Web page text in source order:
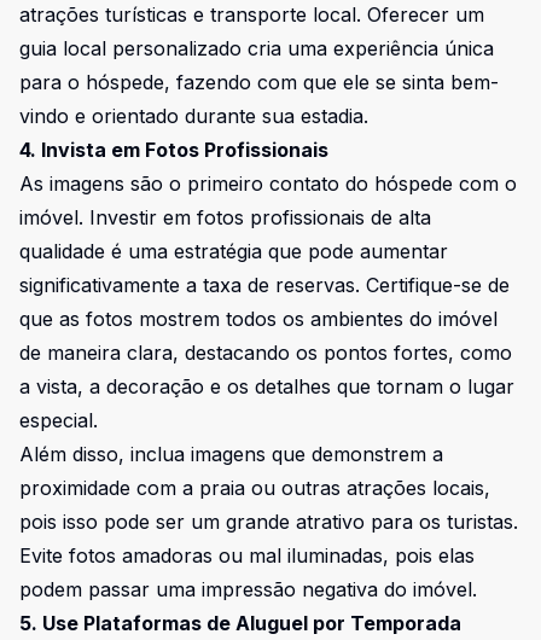
atrações turísticas e transporte local. Oferecer um
guia local personalizado cria uma experiência única
para o hóspede, fazendo com que ele se sinta bem-
vindo e orientado durante sua estadia.
4. Invista em Fotos Profissionais
As imagens são o primeiro contato do hóspede com o
imóvel. Investir em fotos profissionais de alta
qualidade é uma estratégia que pode aumentar
significativamente a taxa de reservas. Certifique-se de
que as fotos mostrem todos os ambientes do imóvel
de maneira clara, destacando os pontos fortes, como
a vista, a decoração e os detalhes que tornam o lugar
especial.
Além disso, inclua imagens que demonstrem a
proximidade com a praia ou outras atrações locais,
pois isso pode ser um grande atrativo para os turistas.
Evite fotos amadoras ou mal iluminadas, pois elas
podem passar uma impressão negativa do imóvel.
5. Use Plataformas de Aluguel por Temporada